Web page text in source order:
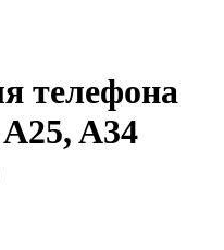
телефона
A34